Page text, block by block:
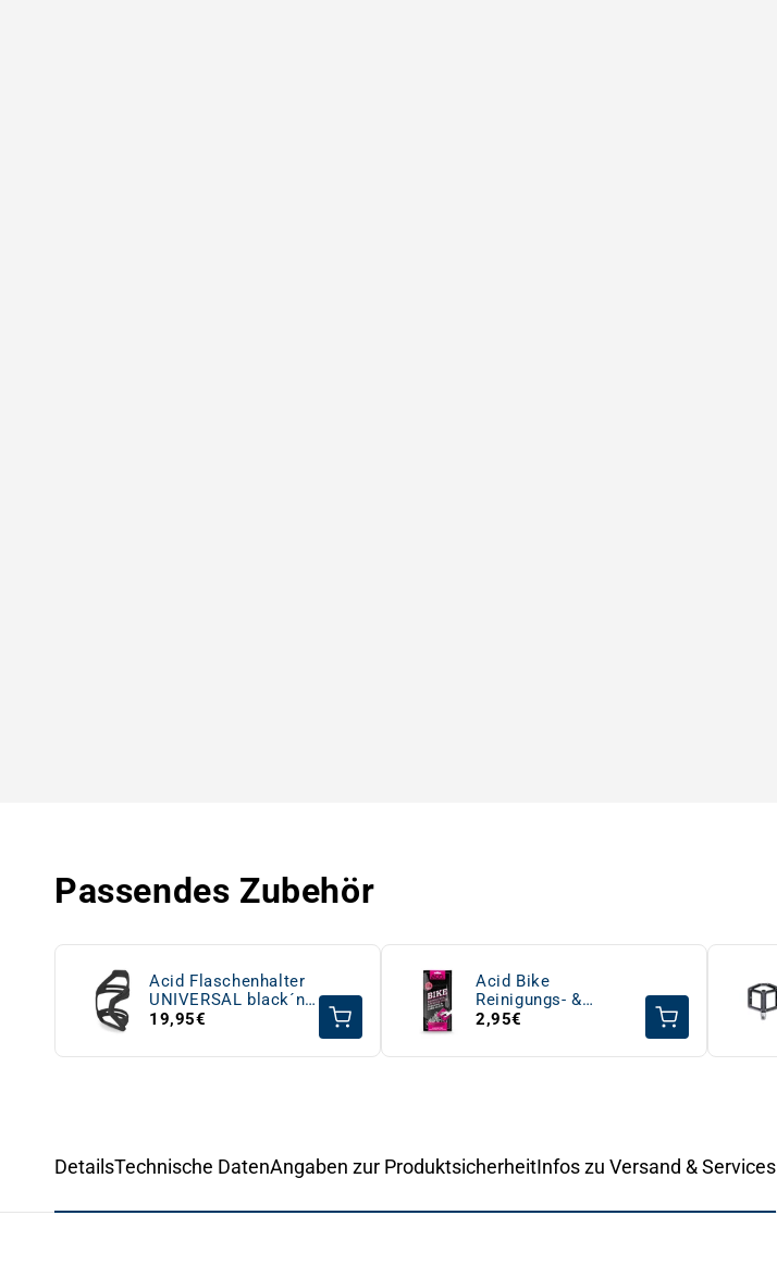
Passendes Zubehör
Acid Flaschenhalter
UNIVERSAL black´n
´black
19,95€
Acid Bike
Reinigungs- &
Pflegetuch
2,95€
DetailsTechnische DatenAngaben zur ProduktsicherheitInfos zu Versand & Services